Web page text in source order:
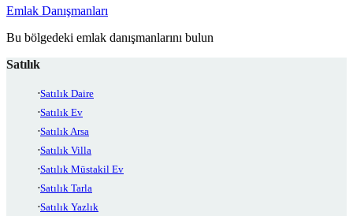
Emlak Danışmanları
Bu bölgedeki emlak danışmanlarını bulun
Satılık
Satılık Daire
Satılık Ev
Satılık Arsa
Satılık Villa
Satılık Müstakil Ev
Satılık Tarla
Satılık Yazlık